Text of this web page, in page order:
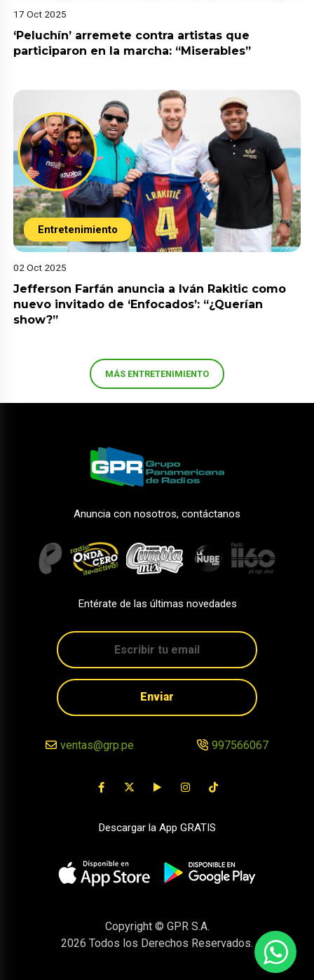
17 Oct 2025
‘Peluchín’ arremete contra artistas que
participaron en la marcha: “Miserables”
Entretenimiento
02 Oct 2025
Jefferson Farfán anuncia a Iván Rakitic como
nuevo invitado de ‘Enfocados’: “¿Querían
show?”
MÁS ENTRETENIMIENTO
Anuncia con nosotros, contáctanos
Entérate de las últimas novedades
Enviar
ventas@grp.pe 997566067
Descargar la App GRATIS
Copyright © GPR S.A.
2026 Todos los Derechos Reservados.